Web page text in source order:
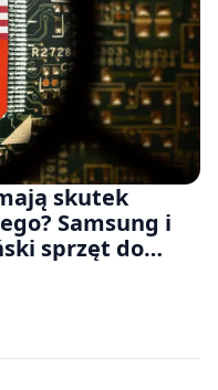
skutek
Samsung i
sprzęt do